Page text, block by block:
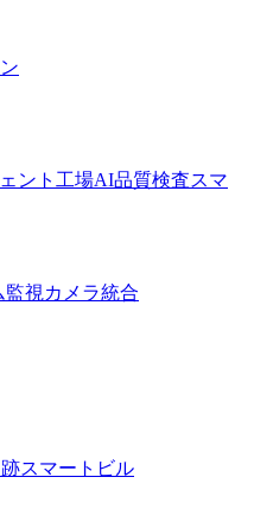
ント 工場AI品質検査スマ
監視カメラ統合
スマートビル